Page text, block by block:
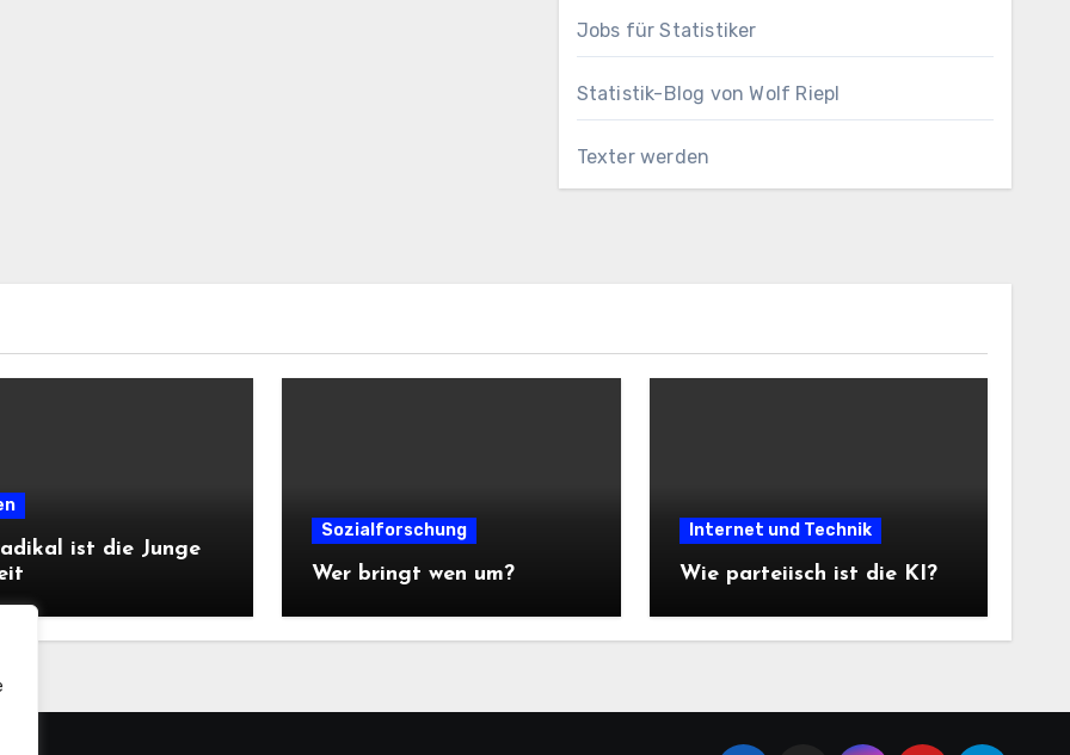
Jobs für Statistiker
Statistik-Blog von Wolf Riepl
Texter werden
ist die Junge
Sozialforschung
Wer bringt wen um?
Internet und Technik
Wie parteiisch ist die KI?